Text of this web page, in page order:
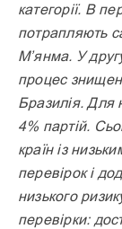
категорії. В
потрапляють
М’янма. У
процес
Бразилія. Для
4% партій.
країн із
перевірок і
низького
перевірки: